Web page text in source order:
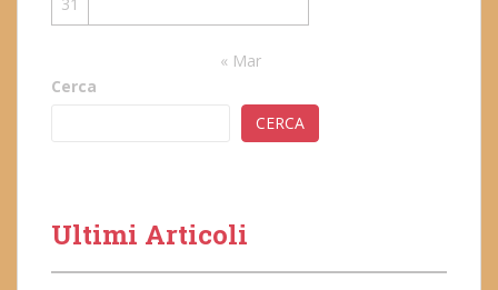
« Mar
Cerca
CERCA
Ultimi Articoli